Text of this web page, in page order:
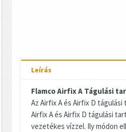
Leírás
Flamco Airfix A Tágulási
Az Airfix A és Airfix D
Airfix A és Airfix D tágulási
vezetékes vízzel. Ily módon